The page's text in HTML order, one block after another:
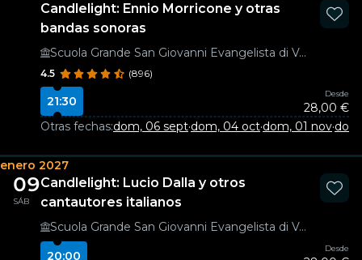
Candlelight: Ennio Morricone y otras
bandas sonoras
Scuola Grande San Giovanni Evangelista di Venezia
4.5 (896)
21:30
Desde
28,00 €
Otras fechas:dom, 06 sept·dom, 04 oct·dom, 01 nov·
enero 2027
09
SÁB
Candlelight: Lucio Dalla y otros
cantautores italianos
Scuola Grande San Giovanni Evangelista di Venezia
20:00
Desde